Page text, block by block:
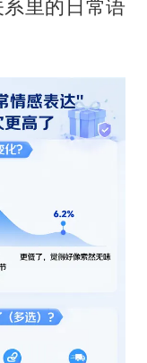
里的日常语